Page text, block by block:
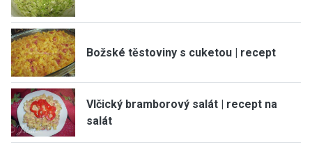
Božské těstoviny s cuketou | recept
Vlčický bramborový salát | recept na
salát